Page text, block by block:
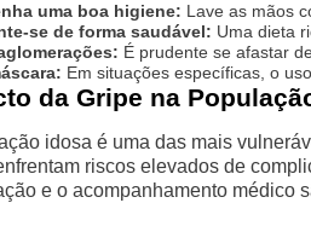
uma boa higiene: Lave as mãos
se de forma saudável: Uma dieta
É prudente se afastar
Em situações específicas, o
da Gripe na
idosa é uma das mais
riscos elevados de
e o acompanhamento médico